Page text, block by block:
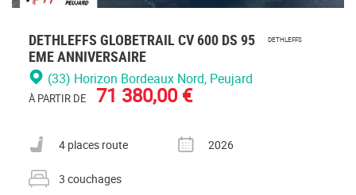
DETHLEFFS GLOBETRAIL CV 600 DS 95
EME ANNIVERSAIRE
DETHLEFFS
(33) Horizon Bordeaux Nord, Peujard
À PARTIR DE 71 380,00 €
Nombre de places carte grise
4 places route
Année
2026
Nombre de couchages
3 couchages